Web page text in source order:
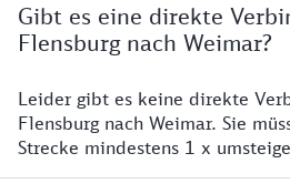
Gibt es eine direkte
Flensburg nach Weimar?
Leider gibt es keine direkte
Flensburg nach Weimar. Sie
Strecke mindestens 1 x